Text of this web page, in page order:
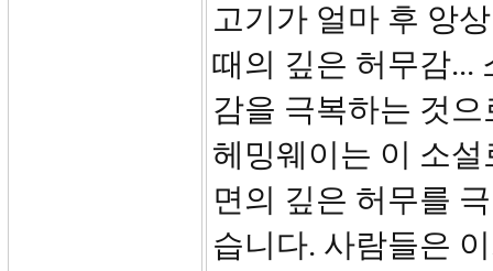
고기가 얼마 후 앙
때의 깊은 허무감...
감을 극복하는 것
헤밍웨이는 이 소
면의 깊은 허무를
습니다. 사람들은